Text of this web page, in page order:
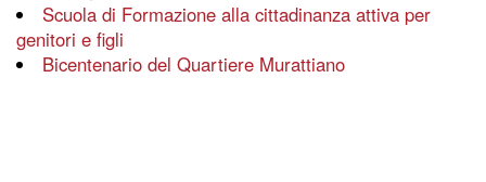
Scuola di Formazione alla cittadinanza attiva per
genitori e figli
Bicentenario del Quartiere Murattiano